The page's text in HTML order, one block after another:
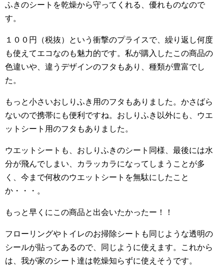
ふきのシートを乾燥から守ってくれる、優れものなので
す。
１００円（税抜）という衝撃のプライスで、繰り返し何度
も使えてエコなのも魅力的です。私が購入したこの商品の
色違いや、違うデザインのフタもあり、種類が豊富でし
た。
もっと小さいおしりふき用のフタもありました。かさばら
ないので携帯にも便利ですね。おしりふき以外にも、ウエ
ットシート用のフタもありました。
ウエットシートも、おしりふきのシート同様、最後には水
分が飛んでしまい、カラッカラになってしまうことが多
く、今まで何枚のウエットシートを無駄にしたこと
か・・・。
もっと早くにこの商品と出会いたかったー！！
フローリングやトイレのお掃除シートも同じような透明の
シールが貼ってあるので、同じように使えます。これから
は、我が家のシート達は乾燥知らずに使えそうです。